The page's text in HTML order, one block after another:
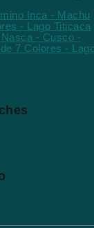
Inca - Machu
- Lago Titicaca
- Cusco -
7 Colores -